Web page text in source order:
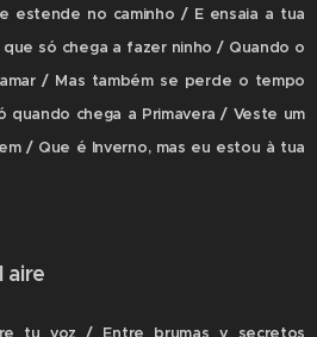
estende no caminho / E ensaia a tua
só chega a fazer ninho / Quando o
/ Mas também se perde o tempo
quando chega a Primavera / Veste um
/ Que é Inverno, mas eu estou à tua
aire